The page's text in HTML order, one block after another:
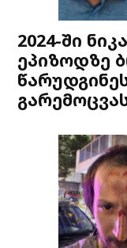
2024-ში
ეპიზოდზე